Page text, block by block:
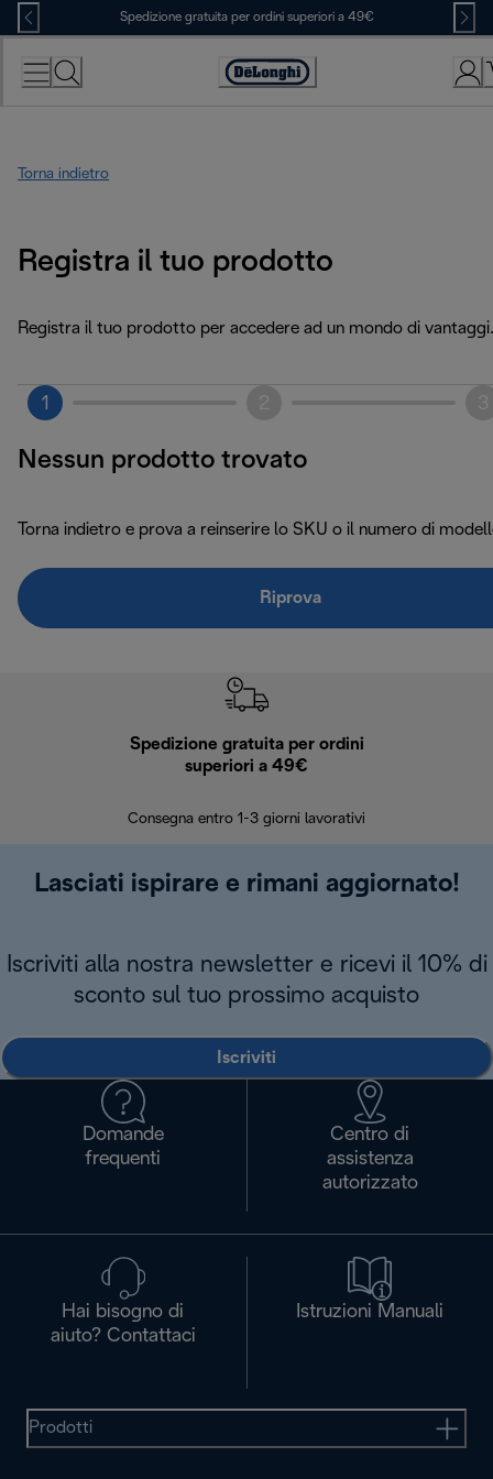
Skip
to
Content
Spedizione gratuita per ordini superiori a 49€
Accessibility
Torna indietro
Registra il tuo prodotto
Registra il tuo prodotto per accedere ad un mondo di vantaggi.
1
Nessun prodotto trovato
Torna indietro e prova a reinserire lo SKU o il numero di
Riprova
Spedizione gratuita per ordini
superiori a 49€
Consegna entro 1-3 giorni lavorativi
Lasciati ispirare e rimani aggiornato!
Iscriviti alla nostra newsletter e ricevi il 10% di
sconto sul tuo prossimo acquisto
Iscriviti
Domande
frequenti
Centro di
assistenza
autorizzato
Hai bisogno di
aiuto? Contattaci
Istruzioni Manuali
Prodotti